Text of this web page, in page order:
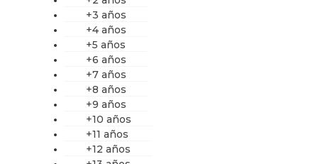
+3 años
+4 años
+5 años
+6 años
+7 años
+8 años
+9 años
+10 años
+11 años
+12 años